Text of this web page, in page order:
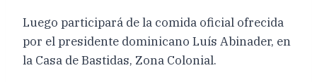
Luego participará de la comida oficial ofrecida
por el presidente dominicano Luís Abinader, en
la Casa de Bastidas, Zona Colonial.